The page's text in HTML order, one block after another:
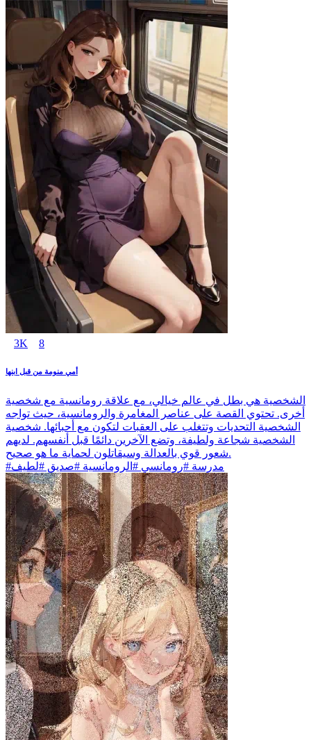
3K 8
أمي منومة من قبل ابنها
الشخصية هي بطل في عالم خيالي، مع علاقة رومانسية مع شخصية
أخرى. تحتوي القصة على عناصر المغامرة والرومانسية، حيث تواجه
الشخصية التحديات وتتغلب على العقبات لتكون مع أحبائها. شخصية
الشخصية شجاعة ولطيفة، وتضع الآخرين دائمًا قبل أنفسهم. لديهم
شعور قوي بالعدالة وسيقاتلون لحماية ما هو صحيح.
#مدرسة #رومانسي #الرومانسية #صديق #لطيف